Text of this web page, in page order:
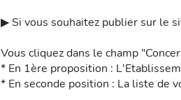
▶ Si vous souhaitez publier sur le
Vous cliquez dans le champ
* En 1ère proposition :
* En seconde position : La liste de